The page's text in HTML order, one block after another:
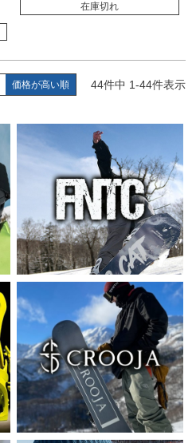
在庫切れ
価格が高い順 44件中 1-44件表示